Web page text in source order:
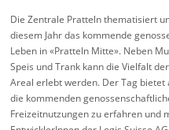
Die Zentrale Pratteln thematisiert
diesem Jahr das kommende
Leben in «Pratteln Mitte». Neben
Speis und Trank kann die Vielfalt
Areal erlebt werden. Der Tag
die kommenden
Freizeitnutzungen zu erfahren und